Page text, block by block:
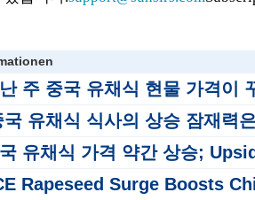
중국 유채식 현물 가격이 꾸준히 상승했
채식 식사의 상승 잠재력은 제한적입니
식 가격 약간 상승; Upside Potential
Boosts China Domestic Rapeseed Meal and Rapeseed Oil